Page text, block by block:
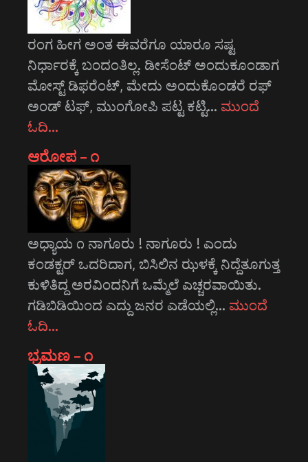
ರಂಗ ಹೀಗ ಅಂತ ಈವರೆಗೂ ಯಾರೂ ಸಷ್ಟ
ನಿರ್ಧಾರಕ್ಕೆ ಬಂದಂತಿಲ್ಲ. ಡೀಸೆಂಟ್ ಅಂದುಕೂಂಡಾಗ
ಮೋಸ್ಟ್‌ ಡಿಫರೆಂಟ್‌, ಮೇದು ಅಂದುಕೊಂಡರೆ ರಫ್
ಅಂಡ್ ಟಫ್, ಮುಂಗೋಪಿ ಪಟ್ಟ ಕಟ್ಟಿ… ಮುಂದೆ
ಓದಿ…
ಆರೋಪ – ೧
ಅಧ್ಯಾಯ ೧ ನಾಗೂರು ! ನಾಗೂರು ! ಎಂದು
ಕಂಡಕ್ಟರ್ ಒದರಿದಾಗ, ಬಿಸಿಲಿನ ಝಳಕ್ಕೆ ನಿದ್ದೆತೂಗುತ್ತ
ಕುಳಿತಿದ್ದ ಅರವಿಂದನಿಗೆ ಒಮ್ಮೆಲೆ ಎಚ್ಚರವಾಯಿತು.
ಗಡಿಬಿಡಿಯಿಂದ ಎದ್ದು ಜನರ ಎಡೆಯಲ್ಲಿ… ಮುಂದೆ
ಓದಿ…
ಭ್ರಮಣ – ೧